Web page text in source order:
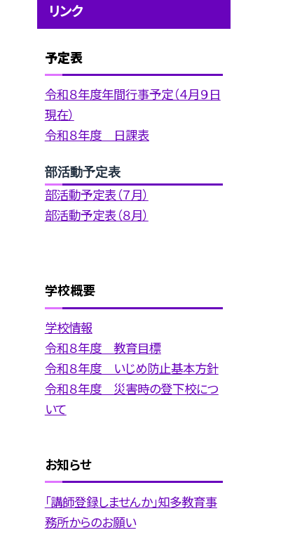
リンク
予定表
令和８年度年間行事予定（４月９日
現在）
令和８年度 日課表
部活動予定表
部活動予定表（７月）
部活動予定表（８月）
学校概要
学校情報
令和８年度 教育目標
令和８年度 いじめ防止基本方針
令和８年度 災害時の登下校につ
いて
お知らせ
「講師登録しませんか」知多教育事
務所からのお願い